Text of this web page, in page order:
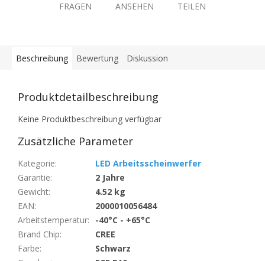
FRAGEN ANSEHEN TEILEN
Beschreibung Bewertung Diskussion
Produktdetailbeschreibung
Keine Produktbeschreibung verfügbar
Zusätzliche Parameter
Kategorie:
LED Arbeitsscheinwerfer
Garantie:
2 Jahre
Gewicht:
4.52 kg
EAN:
2000010056484
Arbeitstemperatur:
-40°C - +65°C
Brand Chip:
CREE
Farbe:
Schwarz